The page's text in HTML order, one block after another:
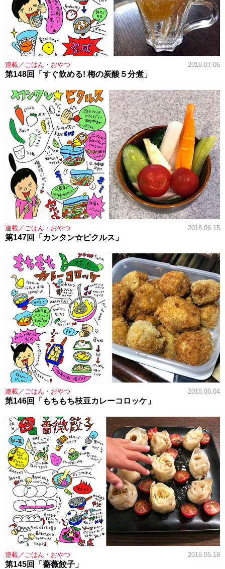
連載／ごはん・おやつ 2018.07.06
第148回「すぐ飲める! 梅の炭酸５分煮」
連載／ごはん・おやつ 2018.06.15
第147回「カンタン☆ピクルス」
連載／ごはん・おやつ 2018.06.04
第146回「もちもち枝豆カレーコロッケ」
連載／ごはん・おやつ 2018.05.18
第145回「薔薇餃子」